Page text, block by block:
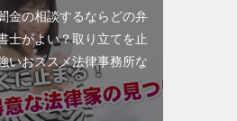
金の相談するならどの弁
士がよい？取り立てを止
いおススメ法律事務所な